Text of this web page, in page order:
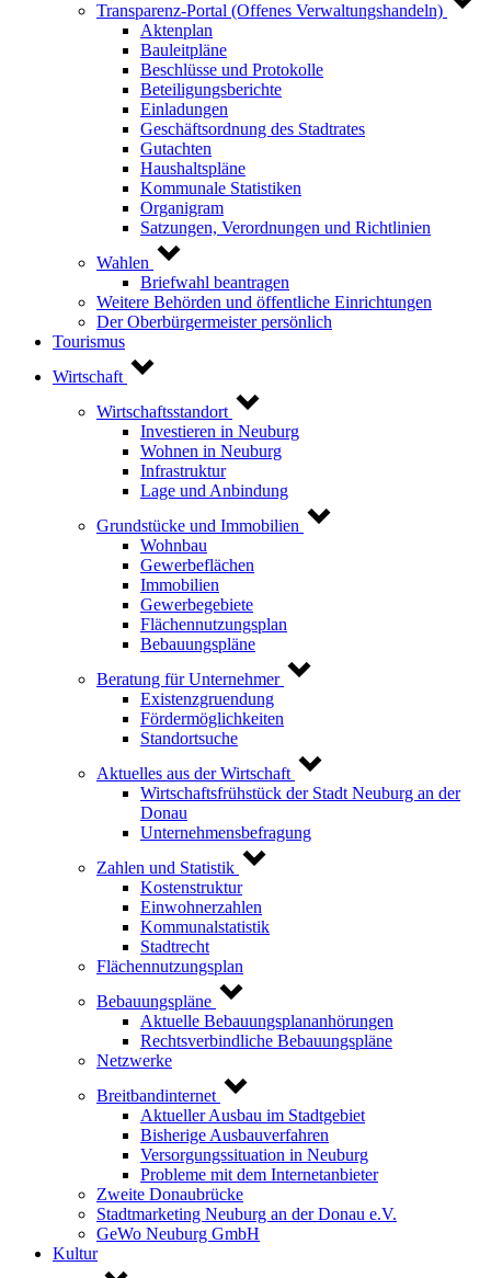
Transparenz-Portal (Offenes Verwaltungshandeln)
Aktenplan
Bauleitpläne
Beschlüsse und Protokolle
Beteiligungsberichte
Einladungen
Geschäftsordnung des Stadtrates
Gutachten
Haushaltspläne
Kommunale Statistiken
Organigram
Satzungen, Verordnungen und Richtlinien
Wahlen
Briefwahl beantragen
Weitere Behörden und öffentliche Einrichtungen
Der Oberbürgermeister persönlich
Tourismus
Wirtschaft
Wirtschaftsstandort
Investieren in Neuburg
Wohnen in Neuburg
Infrastruktur
Lage und Anbindung
Grundstücke und Immobilien
Wohnbau
Gewerbeflächen
Immobilien
Gewerbegebiete
Flächennutzungsplan
Bebauungspläne
Beratung für Unternehmer
Existenzgruendung
Fördermöglichkeiten
Standortsuche
Aktuelles aus der Wirtschaft
Wirtschaftsfrühstück der Stadt Neuburg an der
Donau
Unternehmensbefragung
Zahlen und Statistik
Kostenstruktur
Einwohnerzahlen
Kommunalstatistik
Stadtrecht
Flächennutzungsplan
Bebauungspläne
Aktuelle Bebauungsplananhörungen
Rechtsverbindliche Bebauungspläne
Netzwerke
Breitbandinternet
Aktueller Ausbau im Stadtgebiet
Bisherige Ausbauverfahren
Versorgungssituation in Neuburg
Probleme mit dem Internetanbieter
Zweite Donaubrücke
Stadtmarketing Neuburg an der Donau e.V.
GeWo Neuburg GmbH
Kultur